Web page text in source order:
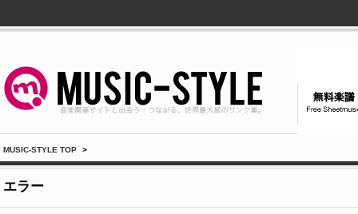
MUSIC-STYLE TOP >
エラー